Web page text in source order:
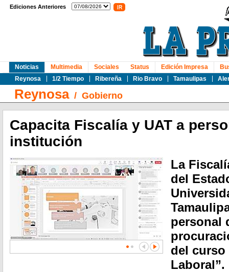
Ediciones Anteriores
Noticias
Reynosa
1/2 Tiempo Ribereña Rio Bravo Tamaulipas
Multimedia Sociales Status Edición Impresa
Reynosa/ Gobierno
Capacita Fiscalía y UAT a
institución
La
del
personal
del curso
Laboral”.